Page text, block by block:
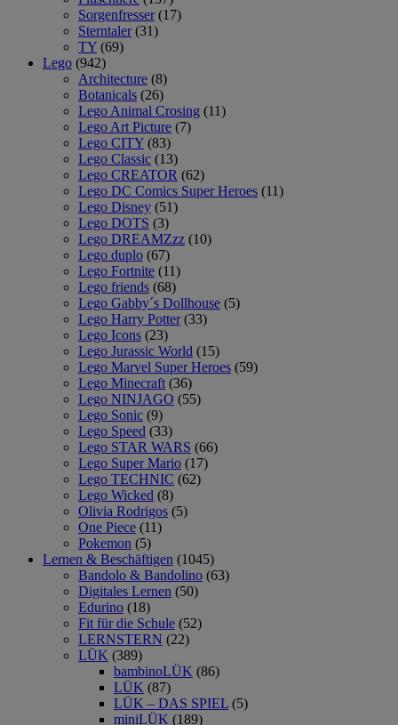
Sorgenfresser (17)
Sterntaler (31)
TY (69)
Lego (942)
Architecture (8)
Botanicals (26)
Lego Animal Crosing (11)
Lego Art Picture (7)
Lego CITY (83)
Lego Classic (13)
Lego CREATOR (62)
Lego DC Comics Super Heroes (11)
Lego Disney (51)
Lego DOTS (3)
Lego DREAMZzz (10)
Lego duplo (67)
Lego Fortnite (11)
Lego friends (68)
Lego Gabby´s Dollhouse (5)
Lego Harry Potter (33)
Lego Icons (23)
Lego Jurassic World (15)
Lego Marvel Super Heroes (59)
Lego Minecraft (36)
Lego NINJAGO (55)
Lego Sonic (9)
Lego Speed (33)
Lego STAR WARS (66)
Lego Super Mario (17)
Lego TECHNIC (62)
Lego Wicked (8)
Olivia Rodrigos (5)
One Piece (11)
Pokemon (5)
Lernen & Beschäftigen (1045)
Bandolo & Bandolino (63)
Digitales Lernen (50)
Edurino (18)
Fit für die Schule (52)
LERNSTERN (22)
LÜK (389)
bambinoLÜK (86)
LÜK (87)
LÜK – DAS SPIEL (5)
miniLÜK (189)